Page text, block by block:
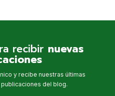
recibir nuevas
y recibe nuestras últimas
del blog.